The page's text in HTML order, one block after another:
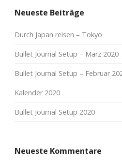
Neueste Beiträge
Durch Japan reisen – Tokyo
Bullet Journal Setup – März 2020
Bullet Journal Setup – Februar
Kalender 2020
Bullet Journal Setup 2020
Neueste Kommentare